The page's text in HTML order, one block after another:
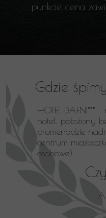
HOTEL DAFNI***
hotel, położony
promenadzie
centrum
osobowe)
Gdzie
punkcie cena